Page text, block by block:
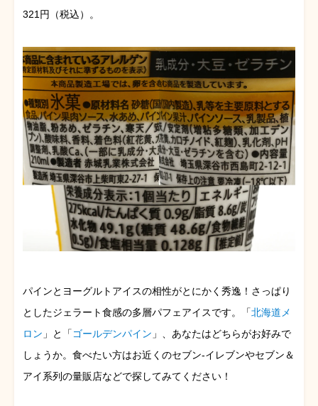
321円（税込）。
パインとヨーグルトアイスの相性がとにかく秀逸！さっぱり
としたジェラート食感の多層パフェアイスです。「北海道メ
ロン 」と「 ゴールデンパイン 」、あなたはどちらがお好みで
しょうか。食べたい方はお近くのセブン-イレブンやセブン＆
アイ系列の量販店などで探してみてください！